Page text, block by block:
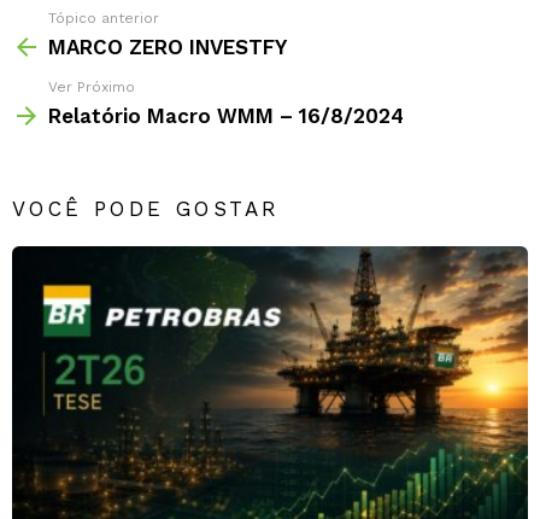
Tópico anterior
MARCO ZERO INVESTFY
Ver Próximo
Relatório Macro WMM – 16/8/2024
VOCÊ PODE GOSTAR